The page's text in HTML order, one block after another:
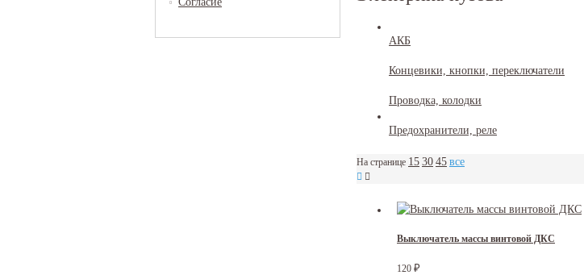
АКБ
Концевики, кнопки, переключатели
Проводка, колодки
Предохранители, реле
На странице 153045все
Выключатель массы винтовой ДКС
120 ₽